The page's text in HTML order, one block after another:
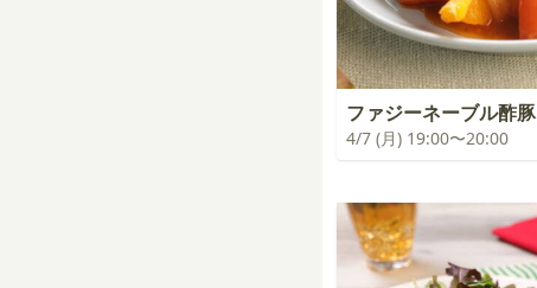
ファジーネーブル酢豚
4/7 (月) 19:00〜20:00